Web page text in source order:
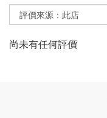
尚未有任何評價